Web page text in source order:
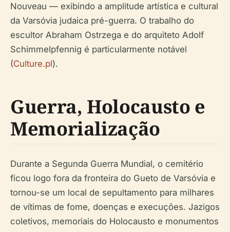
Nouveau — exibindo a amplitude artística e cultural
da Varsóvia judaica pré-guerra. O trabalho do
escultor Abraham Ostrzega e do arquiteto Adolf
Schimmelpfennig é particularmente notável
(Culture.pl).
Guerra, Holocausto e
Memorialização
Durante a Segunda Guerra Mundial, o cemitério
ficou logo fora da fronteira do Gueto de Varsóvia e
tornou-se um local de sepultamento para milhares
de vítimas de fome, doenças e execuções. Jazigos
coletivos, memoriais do Holocausto e monumentos